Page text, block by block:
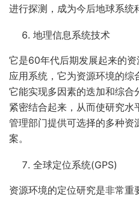
进行探测，成为今后地球系统
地理信息系统技术
它是60年代后期发展起来的
应用系统，它为资源环境的综
它能实现多因素的迭加和综
紧密结合起来，从而使研究
管理部门提供可选择的多种资
案。
全球定位系统(GPS)
资源环境的定位研究是非常